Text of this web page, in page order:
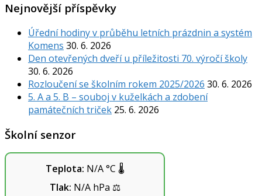
Nejnovější příspěvky
Úřední hodiny v průběhu letních prázdnin a systém
Komens 30. 6. 2026
Den otevřených dveří u příležitosti 70. výročí školy
30. 6. 2026
Rozloučení se školním rokem 2025/2026 30. 6. 2026
5. A a 5. B – souboj v kuželkách a zdobení
památečních triček 25. 6. 2026
Školní senzor
Teplota: N/A°C 🌡️
Tlak: N/AhPa ⚖️